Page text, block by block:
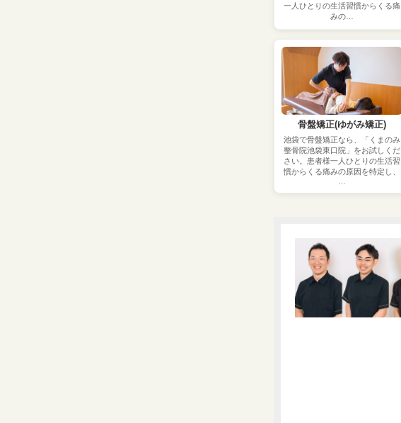
一人ひとりの生活習慣からくる痛
みの…
骨盤矯正(ゆがみ矯正)
池袋で骨盤矯正なら、「くまのみ
整骨院池袋東口院」をお試しくだ
さい。患者様一人ひとりの生活習
慣からくる痛みの原因を特定し、